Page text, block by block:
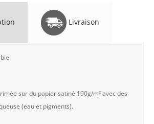
Livraison
sur du papier satiné 190g/m² avec des
(eau et pigments).